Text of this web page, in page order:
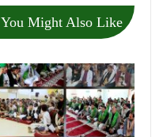
You Might Also Like